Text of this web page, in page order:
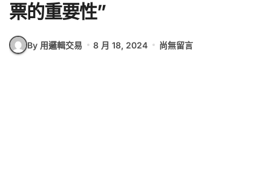
票的重要性”
By 用邏輯交易 8 月 18, 2024 尚無留言